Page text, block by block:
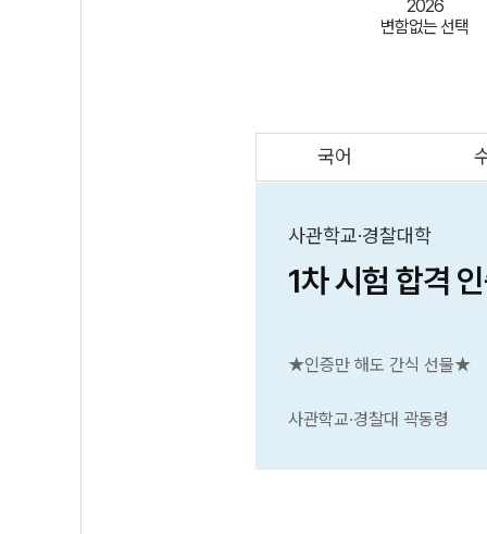
2026
변함없는 선택
국어
사관학교·경찰대학
1차 시험 합격
★인증만 해도 간식 선물★
사관학교·경찰대 곽동령